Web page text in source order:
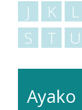
J
K L
S
T U
Ayako